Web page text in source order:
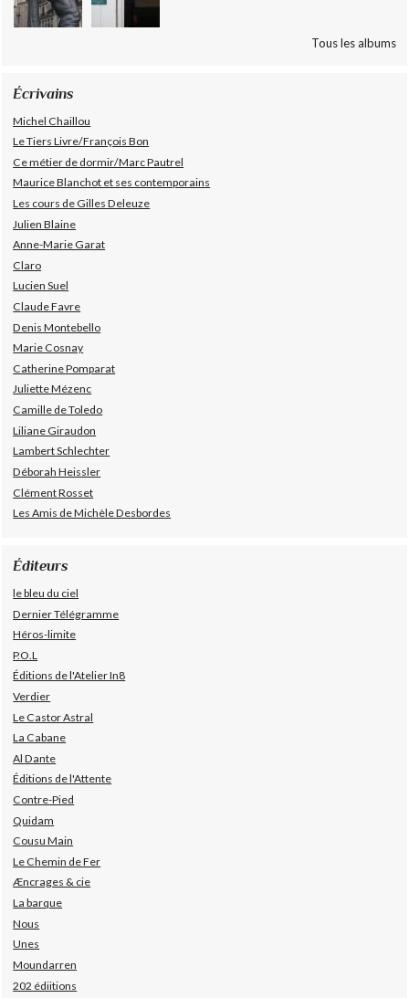
Tous les albums
Écrivains
Michel Chaillou
Le Tiers Livre/François Bon
Ce métier de dormir/Marc Pautrel
Maurice Blanchot et ses contemporains
Les cours de Gilles Deleuze
Julien Blaine
Anne-Marie Garat
Claro
Lucien Suel
Claude Favre
Denis Montebello
Marie Cosnay
Catherine Pomparat
Juliette Mézenc
Camille de Toledo
Liliane Giraudon
Lambert Schlechter
Déborah Heissler
Clément Rosset
Les Amis de Michèle Desbordes
Éditeurs
le bleu du ciel
Dernier Télégramme
Héros-limite
P.O.L
Éditions de l'Atelier In8
Verdier
Le Castor Astral
La Cabane
Al Dante
Éditions de l'Attente
Contre-Pied
Quidam
Cousu Main
Le Chemin de Fer
Æncrages & cie
La barque
Nous
Unes
Moundarren
202 édiitions